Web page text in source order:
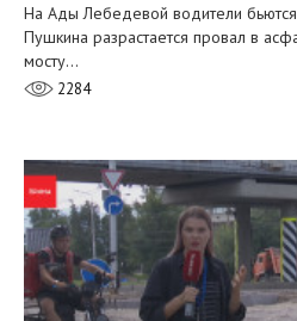
На Ады Лебедевой водители
Пушкина разрастается провал в
мосту…
2284